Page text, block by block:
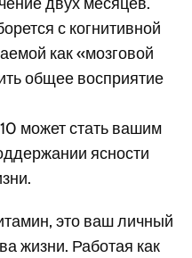
с когнитивной
как «мозговой
общее восприятие
может стать вашим
ясности
это ваш личный
жизни. Работая как